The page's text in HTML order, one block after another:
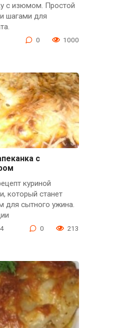
с изюмом. Простой
шагами для
0 1000
с
куриной
который станет
для сытного ужина.
4 0 213